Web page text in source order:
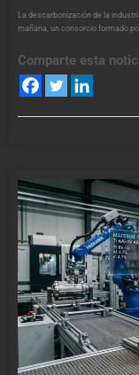
La descarbonización de la
mañana, un consorcio formado
Comparte esta